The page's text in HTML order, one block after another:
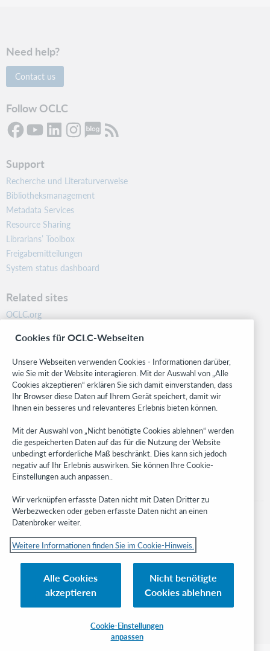
Need help?
Contact us
Follow OCLC
Support
Recherche und Literaturverweise
Bibliotheksmanagement
Metadata Services
Resource Sharing
Librarians’ Toolbox
Freigabemitteilungen
System status dashboard
Related sites
OCLC.org
Community
Research
WebJunction
Developer Network
Get the latest product updates, research, events, and much more—
right to your inbox.
Subscribe now
© 2023 OCLC
OCLC, Inc. und verbundenen Unternehmen
Cookie-Hinweis Cookie list and settings
Privacy policy
Cookies für OCLC-Webseiten
Unsere Webseiten verwenden Cookies - Informationen darüber,
wie Sie mit der Website interagieren. Mit der Auswahl von „Alle
Cookies akzeptieren“ erklären Sie sich damit einverstanden, dass
Ihr Browser diese Daten auf Ihrem Gerät speichert, damit wir
Ihnen ein besseres und relevanteres Erlebnis bieten können.
Mit der Auswahl von „Nicht benötigte Cookies ablehnen“ werden
die gespeicherten Daten auf das für die Nutzung der Website
unbedingt erforderliche Maß beschränkt. Dies kann sich jedoch
negativ auf Ihr Erlebnis auswirken. Sie können Ihre Cookie-
Einstellungen auch anpassen..
Wir verknüpfen erfasste Daten nicht mit Daten Dritter zu
Werbezwecken oder geben erfasste Daten nicht an einen
Datenbroker weiter.
Weitere Informationen finden Sie im Cookie-Hinweis.
Alle Cookies
akzeptieren
Nicht benötigte
Cookies ablehnen
Cookie-Einstellungen
anpassen